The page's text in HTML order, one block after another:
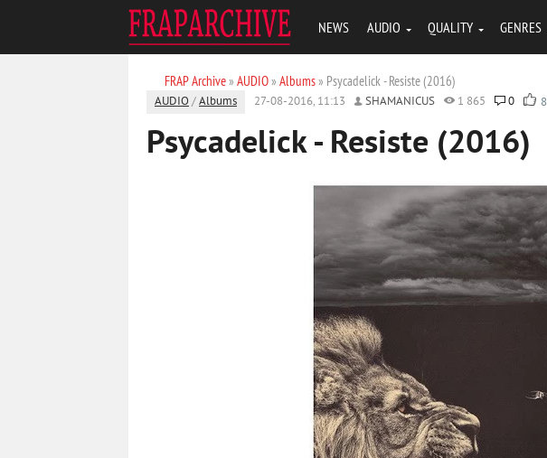
NEWS AUDIO QUALITY GENRES
FRAP Archive» AUDIO» Albums» Psycadelick - Resiste (2016)
AUDIO /Albums 27-08-2016, 11:13 SHAMANICUS 1 865 0 8
Psycadelick - Resiste (2016)